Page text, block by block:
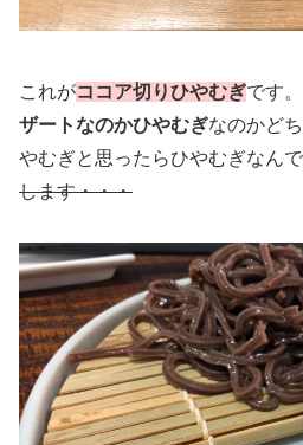
これがココア切りひやむぎです
ザートなのかひやむぎなのかど
やむぎと思ったらひやむぎなんで
します・・・